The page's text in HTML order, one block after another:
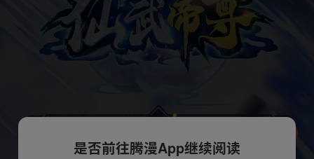
是否前往腾漫App继续阅读